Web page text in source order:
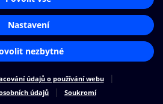
Aplikace O2 Knihovna
Čti a poslouchej své e-knihy a
audioknihy rychleji a pohodlněji.